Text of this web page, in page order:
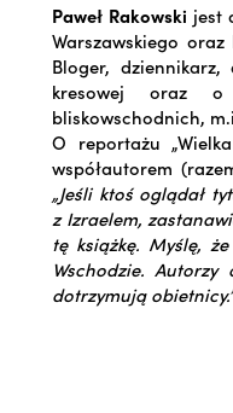
Paweł Rakowski jest
Warszawskiego
Bloger,
kresowej oraz o
bliskowschodnich,
O reportażu
współautorem
„Jeśli ktoś oglądał
z Izraelem,
tę książkę. Myślę,
Wschodzie.
dotrzymują